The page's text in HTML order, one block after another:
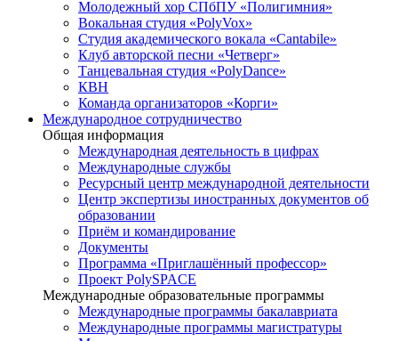
Молодежный хор СПбПУ «Полигимния»
Вокальная студия «PolyVox»
Студия академического вокала «Cantabile»
Клуб авторской песни «Четверг»
Танцевальная студия «PolyDance»
КВН
Команда организаторов «Корги»
Международное сотрудничество
Общая информация
Международная деятельность в цифрах
Международные службы
Ресурсный центр международной деятельности
Центр экспертизы иностранных документов об
образовании
Приём и командирование
Документы
Программа «Приглашённый профессор»
Проект PolySPACE
Международные образовательные программы
Международные программы бакалавриата
Международные программы магистратуры